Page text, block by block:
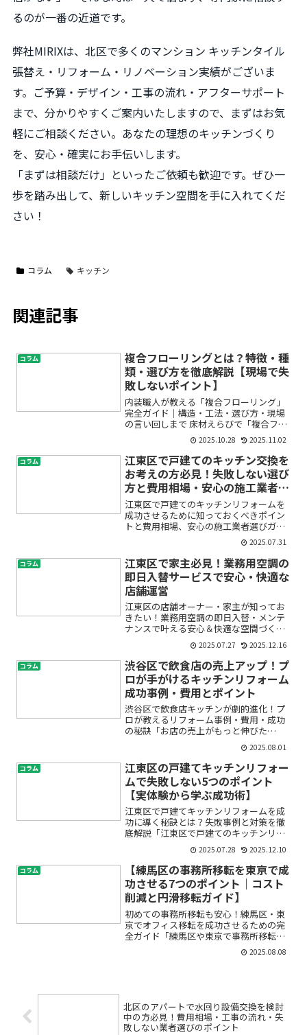
るのが一番の近道です。
弊社MIRIXは、北区で多くのマンション キッチンタイル
張替え・リフォーム・リノベーション実績がございま
す。ご予算・デザイン・工事の流れ・アフターサポート
まで、分かりやすくご案内いたしますので、まずはお気
軽にご相談ください。あなたの理想のキッチンづくり
を、安心・確実にお手伝いします。
「まずは相談だけ」といったご依頼も歓迎です。ぜひ一
歩を踏み出して、新しいキッチン空間を手に入れてくだ
さい！
コラム キッチン
関連記事
コラム
複合フローリングとは？特徴・種
類・選び方を徹底解説【現場で失
敗しないポイント】
内装職人が教える「複合フローリング」
完全ガイド｜構造・工法・選び方・現場
の言い回しまで 床材えらびで「複合フロ
ーリング」という言葉を見かけたけれ
ど、無垢との違いは？直貼りってなに？
マンションの遮音や床暖にも使えるの？
——こんな疑問、よくいた...
2025.10.28 2025.11.02
コラム
江東区で戸建てのキッチン交換を
お考えの方必見！失敗しない選び
方と費用相場・安心の施工業者ガ
イド
江東区で戸建てのキッチンリフォームを
成功させるために知っておくべきポイン
トと費用相場、安心の施工業者選びガイ
ド「キッチンが古くなってきた」「使い
勝手が悪くて毎日の料理が大変」「戸建
てのリフォームは何から始めればいい
の？」「江東区で信頼できる...
2025.07.31
コラム
江東区で家主必見！業務用空調の
即日入替サービスで安心・快適な
店舗運営
江東区の店舗オーナー・家主が知ってお
きたい！業務用空調の即日入替・メンテ
ナンスで叶える安心＆快適な空間づくり
「突然、店舗の空調が効かなくなっ
た…」「業務用エアコンの調子が悪いけ
ど、どこに相談すればいい？」「テナン
ト入れ替えやリニューアルで冷...
2025.07.27 2025.12.16
コラム
渋谷区で飲食店の売上アップ！プ
ロが手がけるキッチンリフォーム
成功事例・費用とポイント
渋谷区で飲食店キッチンが劇的進化！プ
ロが教えるリフォーム事例・費用・成功
の秘訣「お店の売上がもっと伸びた
ら…」「厨房が狭くてスタッフもお客様
も困っている」「そろそろ設備が古くて
心配」——渋谷区で飲食店を経営されて
いる方なら、誰もが一度は感じ...
2025.08.01
コラム
江東区の戸建てキッチンリフォー
ムで失敗しない5つのポイント
【実体験から学ぶ成功術】
江東区で戸建てキッチンリフォームを成
功に導く秘訣とは？失敗事例と対策を徹
底解説「江東区で戸建てのキッチンリフ
ォームを考えているものの、失敗しない
か不安」「予算オーバーや使いにくさな
ど、過去の失敗談を知って安心して進め
たい」。そんなお悩みを抱...
2025.07.28 2025.12.10
コラム
【練馬区の事務所移転を東京で成
功させる7つのポイント｜コスト
削減と円滑移転ガイド】
初めての事務所移転も安心！練馬区・東
京でオフィス移転を成功させるための完
全ガイド「練馬区や東京で事務所移転を
考えているけれど、何から始めればいい
のかわからない」「移転にかかる手続き
2025.08.08
北区のアパートで水回り設備交換を検討
中の方必見！費用相場・工事の流れ・失
敗しない業者選びのポイント